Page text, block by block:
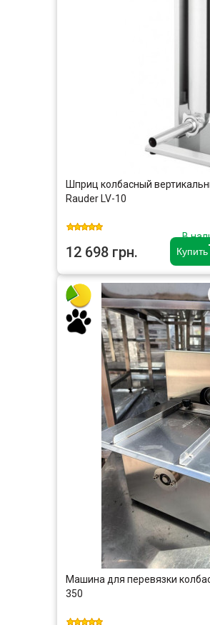
Купить
Шприц колбасный
Rauder LV-10
В
12 698 грн.
Машина для перевязки
350